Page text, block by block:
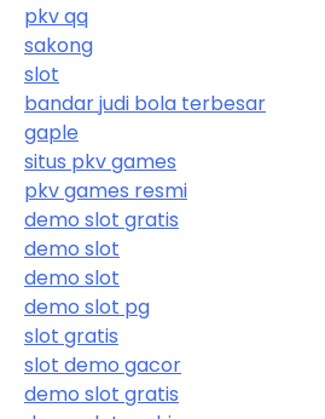
pkv qq
sakong
slot
bandar judi bola terbesar
gaple
situs pkv games
pkv games resmi
demo slot gratis
demo slot
demo slot
demo slot pg
slot gratis
slot demo gacor
demo slot gratis